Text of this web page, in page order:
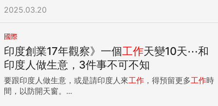
2025.03.20
國際
印度創業17年觀察》一個工作天變10天⋯和
印度人做生意，3件事不可不知
要跟印度人做生意，或是請印度人來工作 ，得預留更多工作時
間，以防開天窗。...